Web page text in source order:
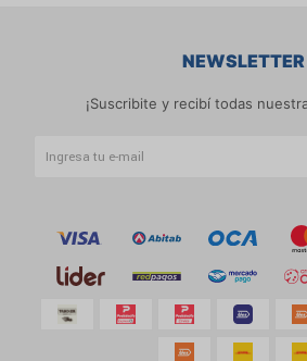
NEWSLETTER
¡Suscribite y recibí todas